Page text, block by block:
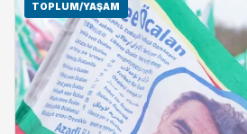
TOPLUM/YAŞAM